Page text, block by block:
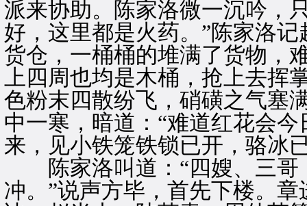
派来协助。陈家洛微一沉吟，
好，这里都是火药。”陈家洛
货仓，一桶桶的堆满了货物，
上四周也均是木桶，抢上去挥
色粉末四散纷飞，硝磺之气塞
中一寒，暗道：“难道红花会
来，见小铁笼铁锁已开，骆冰
陈家洛叫道：“四嫂、三哥
冲。”说声方毕，首先下楼。